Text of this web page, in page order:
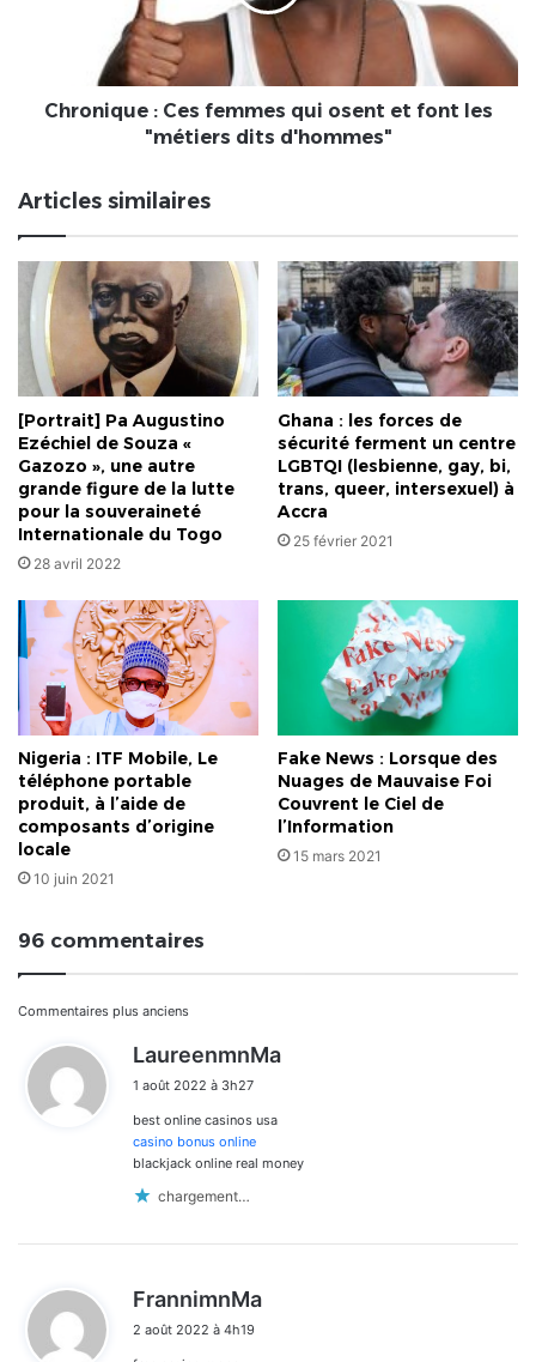
"métiersChronique : Ces femmes qui osent et font les
"métiers dits d'hommes"
Articles similaires
[Portrait] Pa Augustino
Ezéchiel de Souza «
Gazozo », une autre
grande figure de la lutte
pour la souveraineté
Internationale du Togo
28 avril 2022
Ghana : les forces de
sécurité ferment un centre
LGBTQI (lesbienne, gay, bi,
trans, queer, intersexuel) à
Accra
25 février 2021
Nigeria : ITF Mobile, Le
téléphone portable
produit, à l’aide de
composants d’origine
locale
10 juin 2021
Fake News : Lorsque des
Nuages de Mauvaise Foi
Couvrent le Ciel de
l’Information
15 mars 2021
96 commentaires
Navigation
dans
les
commentaires
Commentaires plus anciens
LaureenmnMa
1 août 2022 à 3h27
best online casinos usa
casino bonus online
blackjack online real money
chargement…
FrannimnMa
2 août 2022 à 4h19